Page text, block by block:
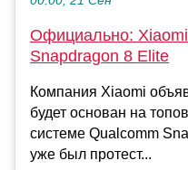
Официально:
Snapdragon 8 Elite
Компания Xiaomi
будет основан на
системе Qualcomm
уже был протест...